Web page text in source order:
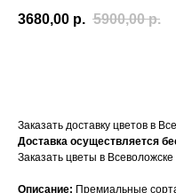
3680,00 р. 5900,00 р.
Заказать доставку цветов в
Доставка осуществляется
Заказать цветы в
Описание: Премиальные